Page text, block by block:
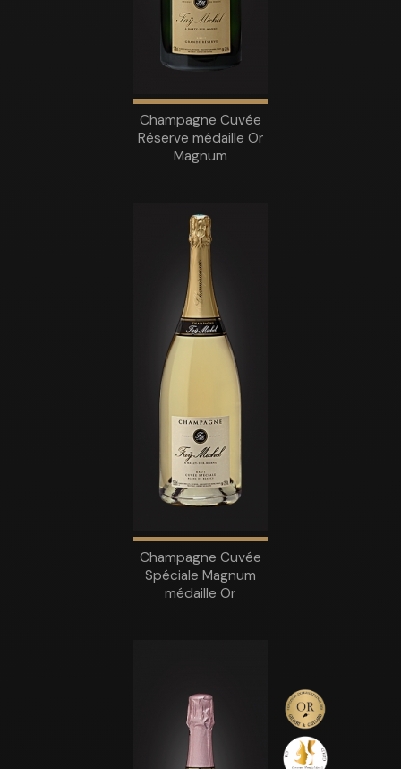
Champagne Cuvée
Réserve médaille Or
Magnum
Champagne Cuvée
Spéciale Magnum
médaille Or